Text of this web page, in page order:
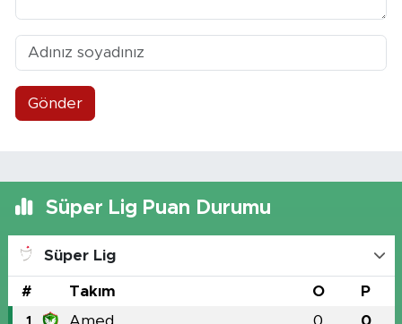
Gönder
Süper Lig Puan Durumu
Süper Lig
# Takım O P
1